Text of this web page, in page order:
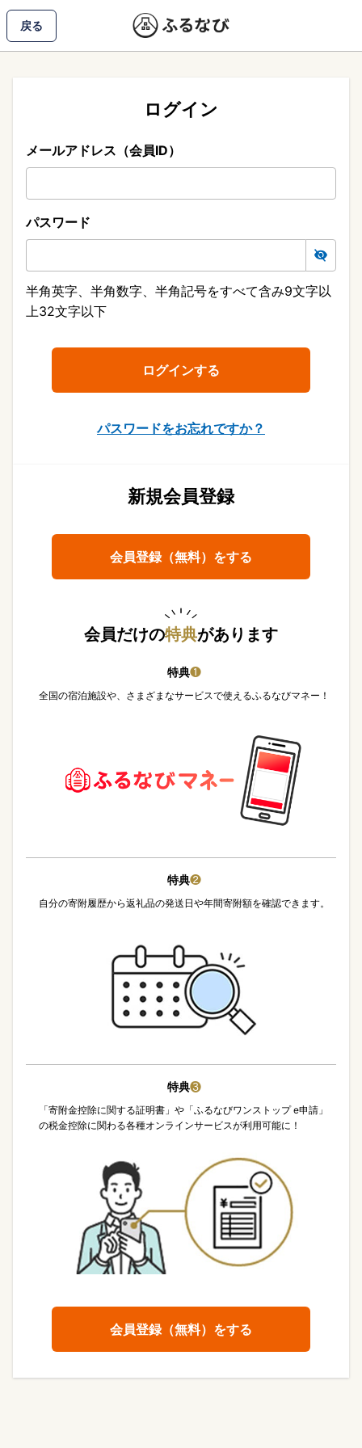
戻る
ログイン
メールアドレス（会員ID）
パスワード
半角英字、半角数字、半角記号をすべて含み9文字以
上32文字以下
パスワードをお忘れですか？
新規会員登録
会員登録（無料）をする
会員だけの特典があります
特典❶
全国の宿泊施設や、さまざまなサービスで使えるふるなびマネー！
特典❷
自分の寄附履歴から返礼品の発送日や年間寄附額を確認できます。
特典❸
「寄附金控除に関する証明書」や「ふるなびワンストップ e申請」
の税金控除に関わる各種オンラインサービスが利用可能に！
会員登録（無料）をする